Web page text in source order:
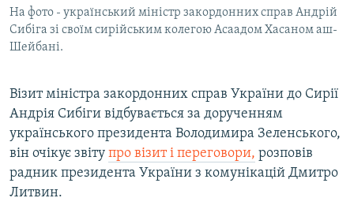
ПОДКАСТИ
УКР
КТАТ
ДОЛУЧАЙСЯ!
На фото - український міністр закордонних справ Андрій
Сибіга зі своїм сирійським колегою Асаадом Хасаном аш-
Шейбані.
Візит міністра закордонних справ України до Сирії
Андрія Сибіги відбувається за дорученням
українського президента Володимира Зеленського,
він очікує звіту про візит і переговори, розповів
радник президента України з комунікацій Дмитро
Литвин.